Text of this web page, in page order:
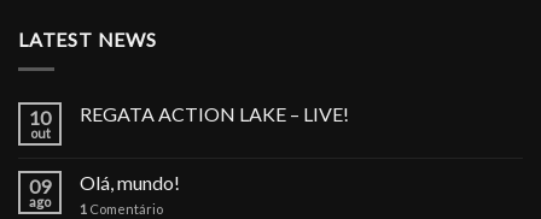
LATEST NEWS
10
out
REGATA ACTION LAKE – LIVE!
09
ago
Olá, mundo!
1 Comentário